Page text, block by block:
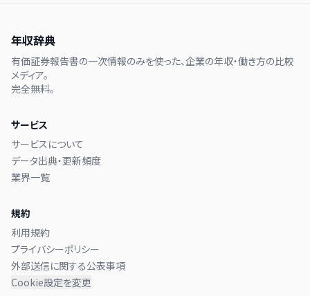
年収辞典
有価証券報告書の一次情報のみを使った、企業の年収・働き方の比較
メディア。
完全無料。
サービス
サービスについて
データ出典・更新頻度
業界一覧
規約
利用規約
プライバシーポリシー
外部送信に関する公表事項
Cookie設定を変更